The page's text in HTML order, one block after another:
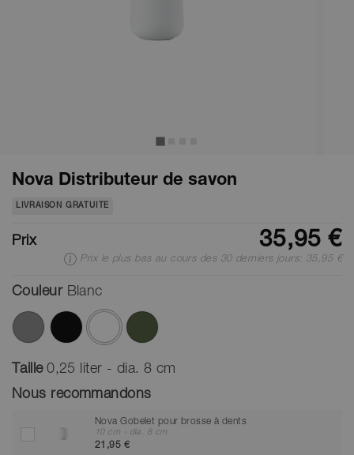
Nova Distributeur de savon
LIVRAISON GRATUITE
Prix 35,95 €
Prix le plus bas au cours des 30 derniers jours: 35,95 €
Couleur Blanc
ont été sélectionnés
Taille 0,25 liter - dia. 8 cm
Nous recommandons
Nova Gobelet pour brosse à dents
10 cm - dia. 8 cm
21,95 €